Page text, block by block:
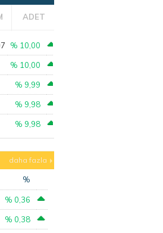
ADET
% 10,00
% 10,00
% 9,99
% 9,98
% 9,98
daha fazla
%
% 0,36
% 0,38